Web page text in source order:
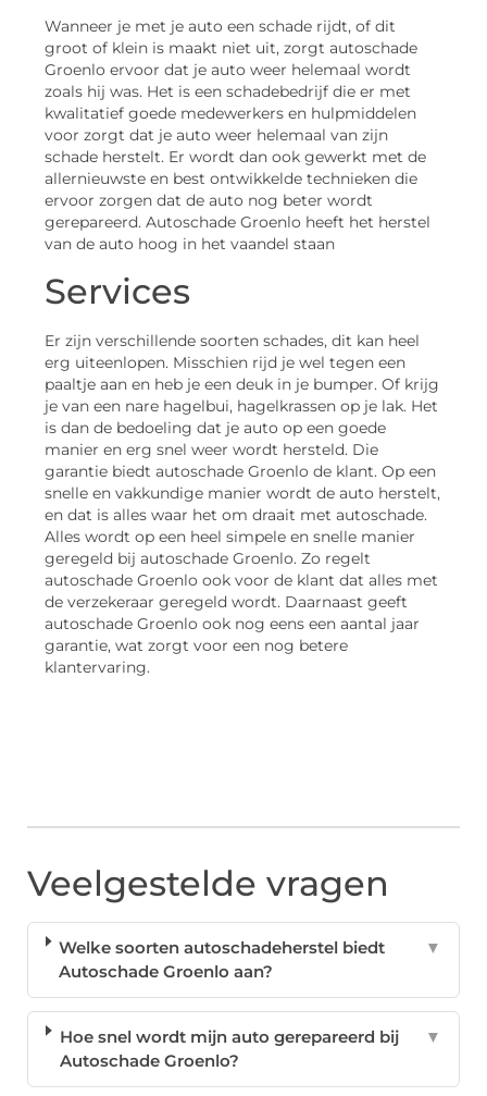
Wanneer je met je auto een schade rijdt, of dit
groot of klein is maakt niet uit, zorgt autoschade
Groenlo ervoor dat je auto weer helemaal wordt
zoals hij was. Het is een schadebedrijf die er met
kwalitatief goede medewerkers en hulpmiddelen
voor zorgt dat je auto weer helemaal van zijn
schade herstelt. Er wordt dan ook gewerkt met de
allernieuwste en best ontwikkelde technieken die
ervoor zorgen dat de auto nog beter wordt
gerepareerd. Autoschade Groenlo heeft het herstel
van de auto hoog in het vaandel staan
Services
Er zijn verschillende soorten schades, dit kan heel
erg uiteenlopen. Misschien rijd je wel tegen een
paaltje aan en heb je een deuk in je bumper. Of krijg
je van een nare hagelbui, hagelkrassen op je lak. Het
is dan de bedoeling dat je auto op een goede
manier en erg snel weer wordt hersteld. Die
garantie biedt autoschade Groenlo de klant. Op een
snelle en vakkundige manier wordt de auto herstelt,
en dat is alles waar het om draait met autoschade.
Alles wordt op een heel simpele en snelle manier
geregeld bij autoschade Groenlo. Zo regelt
autoschade Groenlo ook voor de klant dat alles met
de verzekeraar geregeld wordt. Daarnaast geeft
autoschade Groenlo ook nog eens een aantal jaar
garantie, wat zorgt voor een nog betere
klantervaring.
Veelgestelde vragen
Welke soorten autoschadeherstel biedt
Autoschade Groenlo aan?
▼
Hoe snel wordt mijn auto gerepareerd bij
Autoschade Groenlo?
▼